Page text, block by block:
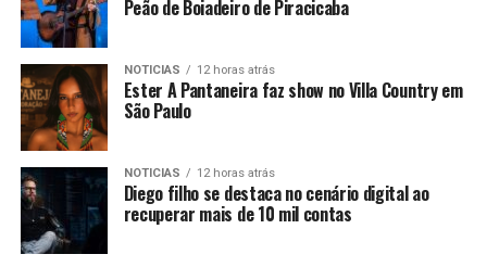
Peão de Boiadeiro de Piracicaba
NOTICIAS 12 horas atrás
Ester A Pantaneira faz show no Villa Country em
São Paulo
NOTICIAS 12 horas atrás
Diego filho se destaca no cenário digital ao
recuperar mais de 10 mil contas